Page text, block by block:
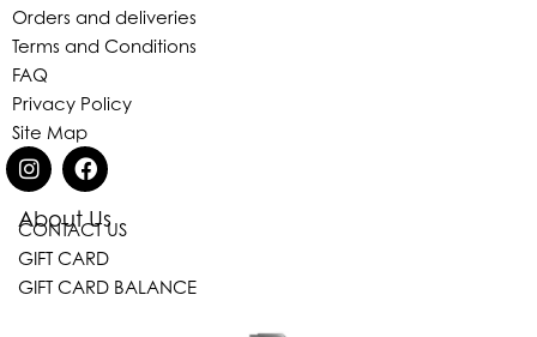
About Us
CONTACT US
GIFT CARD
GIFT CARD BALANCE
Orders and deliveries
Terms and Conditions
FAQ
Privacy Policy
Site Map